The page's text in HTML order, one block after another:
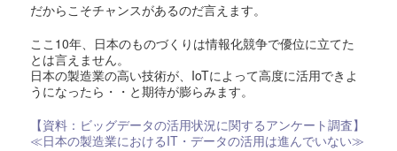
だからこそチャンスがあるのだ言えます。
ここ10年、日本のものづくりは情報化競争で優位に立てた
とは言えません。
日本の製造業の高い技術が、IoTによって高度に活用できよ
うになったら・・と期待が膨らみます。
【資料：ビッグデータの活用状況に関するアンケート調査】
≪日本の製造業におけるIT・データの活用は進んでいない≫